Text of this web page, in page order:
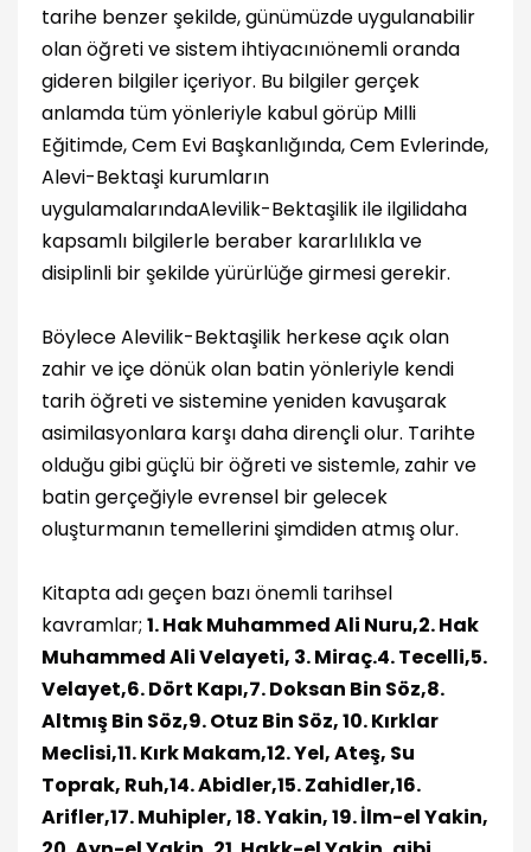
tarihe benzer şekilde, günümüzde uygulanabilir
olan öğreti ve sistem ihtiyacınıönemli oranda
gideren bilgiler içeriyor. Bu bilgiler gerçek
anlamda tüm yönleriyle kabul görüp Milli
Eğitimde, Cem Evi Başkanlığında, Cem Evlerinde,
Alevi-Bektaşi kurumların
uygulamalarındaAlevilik-Bektaşilik ile ilgilidaha
kapsamlı bilgilerle beraber kararlılıkla ve
disiplinli bir şekilde yürürlüğe girmesi gerekir.
Böylece Alevilik-Bektaşilik herkese açık olan
zahir ve içe dönük olan batin yönleriyle kendi
tarih öğreti ve sistemine yeniden kavuşarak
asimilasyonlara karşı daha dirençli olur. Tarihte
olduğu gibi güçlü bir öğreti ve sistemle, zahir ve
batin gerçeğiyle evrensel bir gelecek
oluşturmanın temellerini şimdiden atmış olur.
Kitapta adı geçen bazı önemli tarihsel
kavramlar; 1. Hak Muhammed Ali Nuru,2. Hak
Muhammed Ali Velayeti, 3. Miraç.4. Tecelli,5.
Velayet,6. Dört Kapı,7. Doksan Bin Söz,8.
Altmış Bin Söz,9. Otuz Bin Söz, 10. Kırklar
Meclisi,11. Kırk Makam,12. Yel, Ateş, Su
Toprak, Ruh,14. Abidler,15. Zahidler,16.
Arifler,17. Muhipler, 18. Yakin, 19. İlm-el Yakin,